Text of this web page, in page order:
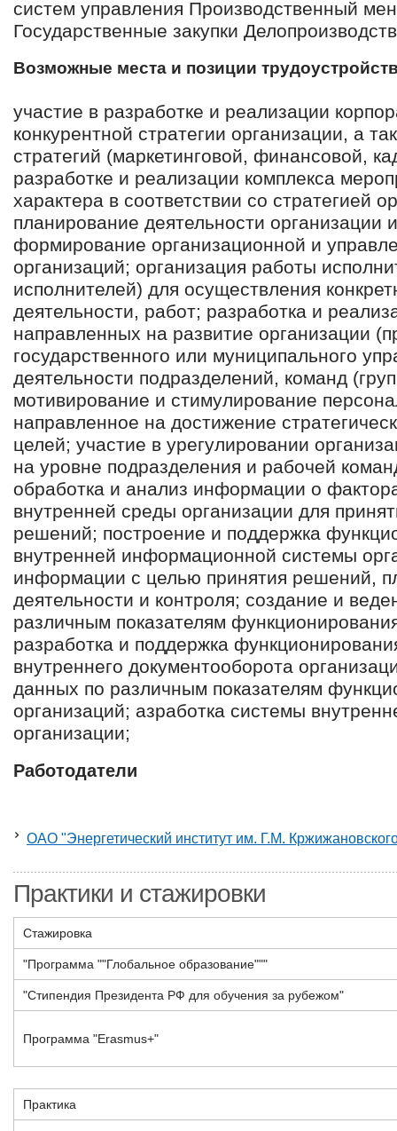
систем управления Производственный
Государственные закупки
Возможные места и позиции
участие в разработке и реализации
конкурентной стратегии организации, а
стратегий (маркетинговой, финансовой,
разработке и реализации комплекса
характера в соответствии со стратегией
планирование деятельности организации
формирование организационной и
организаций; организация работы
исполнителей) для осуществления
деятельности, работ; разработка и
направленных на развитие организации
государственного или муниципального
деятельности подразделений, команд
мотивирование и стимулирование
направленное на достижение
целей; участие в урегулировании
на уровне подразделения и рабочей
обработка и анализ информации о
внутренней среды организации для
решений; построение и поддержка
внутренней информационной системы
информации с целью принятия решений,
деятельности и контроля; создание и
различным показателям
разработка и поддержка
внутреннего документооборота
данных по различным показателям
организаций; азработка системы
организации;
Работодатели
ОАО "Энергетический институт им. Г.М.
Практики и стажировки
Стажировка
"Программа ""Глобальное образование"""
"Стипендия Президента РФ для обучения за рубежом"
Программа "Erasmus+"
Практика